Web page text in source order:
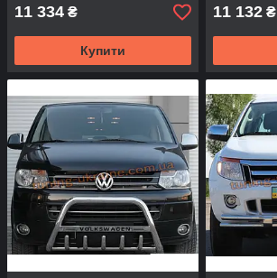
11 334 ₴
Купити
11 132 ₴